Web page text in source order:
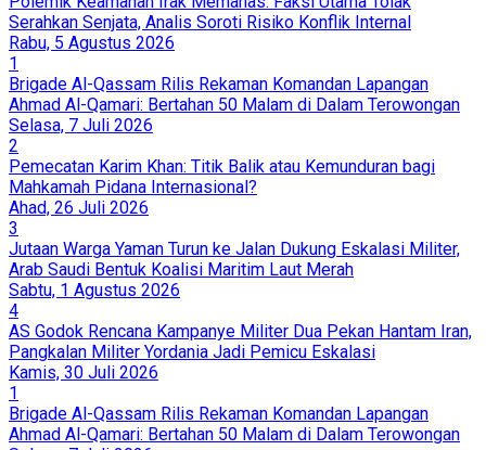
Serahkan Senjata, Analis Soroti Risiko Konflik Internal
Rabu, 5 Agustus 2026
1
Brigade Al-Qassam Rilis Rekaman Komandan Lapangan
Ahmad Al-Qamari: Bertahan 50 Malam di Dalam Terowongan
Selasa, 7 Juli 2026
2
Pemecatan Karim Khan: Titik Balik atau Kemunduran bagi
Mahkamah Pidana Internasional?
Ahad, 26 Juli 2026
3
Jutaan Warga Yaman Turun ke Jalan Dukung Eskalasi Militer,
Arab Saudi Bentuk Koalisi Maritim Laut Merah
Sabtu, 1 Agustus 2026
4
AS Godok Rencana Kampanye Militer Dua Pekan Hantam Iran,
Pangkalan Militer Yordania Jadi Pemicu Eskalasi
Kamis, 30 Juli 2026
1
Brigade Al-Qassam Rilis Rekaman Komandan Lapangan
Ahmad Al-Qamari: Bertahan 50 Malam di Dalam Terowongan